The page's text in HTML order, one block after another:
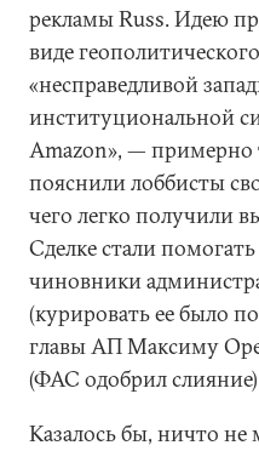
рекламы Russ. Идею
виде
«несправедливой
институциональной
Amazon», — примерно
пояснили лоббисты
чего легко получили
Сделке стали
чиновники
(курировать ее было
главы АП Максиму
(ФАС одобрил
Казалось бы, ничто